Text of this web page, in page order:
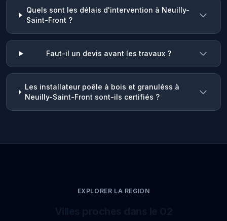
Quels sont les délais d'intervention à Neuilly-
Saint-Front ?
Faut-il un devis avant les travaux ?
Les installateur poêle à bois et granuléss à
Neuilly-Saint-Front sont-ils certifiés ?
EXPLORER LA REGION